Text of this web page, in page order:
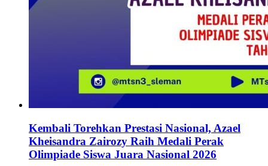
Kembali Torehkan Prestasi Nasional, Azael
Kheisandra Zairozy Raih Medali Perak
Olimpiade Siswa Juara Nasional 2026